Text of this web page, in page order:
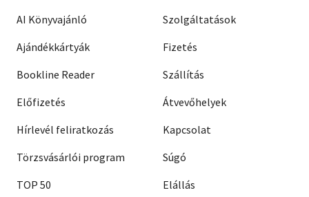
AI Könyvajánló
Ajándékkártyák
Bookline Reader
Előfizetés
Hírlevél feliratkozás
Törzsvásárlói program
TOP 50
Szolgáltatások
Fizetés
Szállítás
Átvevőhelyek
Kapcsolat
Súgó
Elállás